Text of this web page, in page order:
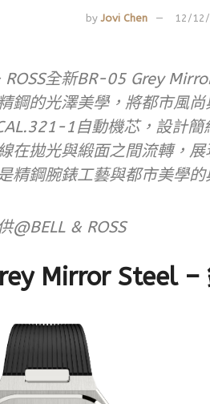
by Jovi Chen 12/
ROSS全新BR-05 Grey
鋼的光澤美學，將都市風
1自動機芯，設計簡
在拋光與緞面之間流轉，
精鋼腕錶工藝與都市美學的
@BELL & ROSS
Mirror Steel –